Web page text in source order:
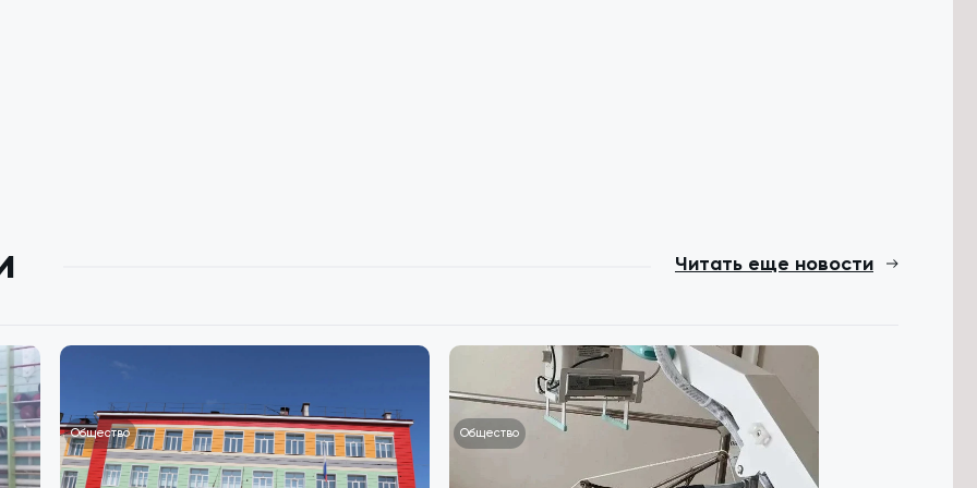
Читать еще новости
Общество Общество